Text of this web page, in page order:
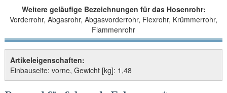
Weitere geläufige Bezeichnungen für das Hosenrohr:
Vorderrohr, Abgasrohr, Abgasvorderrohr, Flexrohr, Krümmerrohr,
Flammenrohr
Artikeleigenschaften:
Einbauseite: vorne, Gewicht [kg]: 1,48